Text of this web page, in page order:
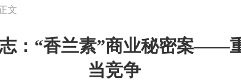
文
志：“香兰素”商业秘密案——
当竞争